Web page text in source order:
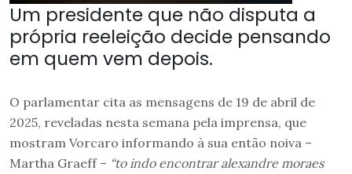
Um presidente que não disputa a
própria reeleição decide pensando
em quem vem depois.
O parlamentar cita as mensagens de 19 de abril de
2025, reveladas nesta semana pela imprensa, que
mostram Vorcaro informando à sua então noiva –
Martha Graeff – “to indo encontrar alexandre moraes